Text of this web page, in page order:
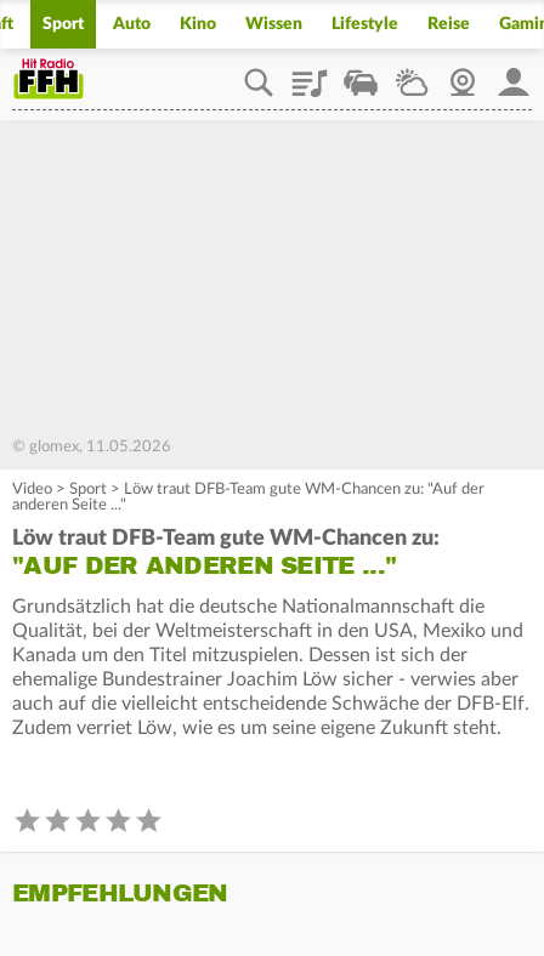
Sport Auto Kino Wissen Lifestyle Reise
PlaylistStaupilotWetterWebcam
© glomex, 11.05.2026
Video > Sport > Löw traut DFB-Team gute WM-Chancen zu: "Auf der
anderen Seite ..."
Löw traut DFB-Team gute WM-Chancen zu:
"AUF DER ANDEREN SEITE ..."
Grundsätzlich hat die deutsche Nationalmannschaft die
Qualität, bei der Weltmeisterschaft in den USA, Mexiko und
Kanada um den Titel mitzuspielen. Dessen ist sich der
ehemalige Bundestrainer Joachim Löw sicher - verwies aber
auch auf die vielleicht entscheidende Schwäche der DFB-Elf.
Zudem verriet Löw, wie es um seine eigene Zukunft steht.
EMPFEHLUNGEN